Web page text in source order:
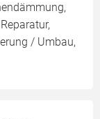
/ Umbau,